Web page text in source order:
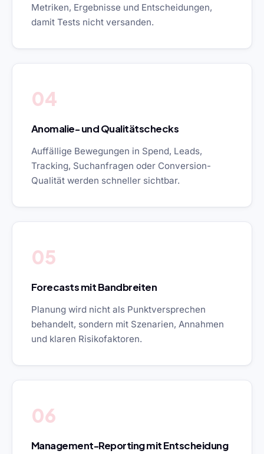
Metriken, Ergebnisse und Entscheidungen,
damit Tests nicht versanden.
04
Anomalie- und Qualitätschecks
Auffällige Bewegungen in Spend, Leads,
Tracking, Suchanfragen oder Conversion-
Qualität werden schneller sichtbar.
05
Forecasts mit Bandbreiten
Planung wird nicht als Punktversprechen
behandelt, sondern mit Szenarien, Annahmen
und klaren Risikofaktoren.
06
Management-Reporting mit Entscheidung